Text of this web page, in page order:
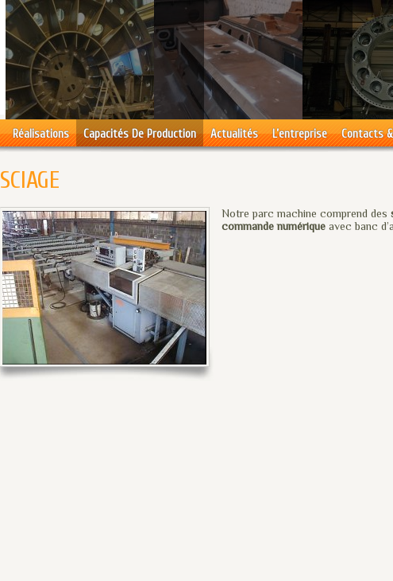
Réalisations Capacités De Production Actualités L’entreprise Contacts
SCIAGE
Notre parc machine comprend des
commande numérique avec banc